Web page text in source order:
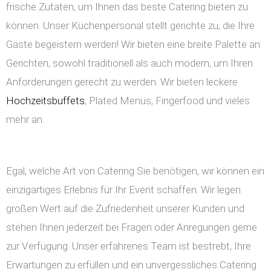
frische Zutaten, um Ihnen das beste Catering bieten zu
können. Unser Küchenpersonal stellt gerichte zu, die Ihre
Gäste begeistern werden! Wir bieten eine breite Palette an
Gerichten, sowohl traditionell als auch modern, um Ihren
Anforderungen gerecht zu werden. Wir bieten leckere
Hochzeitsbuffets, Plated Menüs, Fingerfood und vieles
mehr an.
Egal, welche Art von Catering Sie benötigen, wir können ein
einzigartiges Erlebnis für Ihr Event schaffen. Wir legen
großen Wert auf die Zufriedenheit unserer Kunden und
stehen Ihnen jederzeit bei Fragen oder Anregungen gerne
zur Verfügung. Unser erfahrenes Team ist bestrebt, Ihre
Erwartungen zu erfüllen und ein unvergessliches Catering